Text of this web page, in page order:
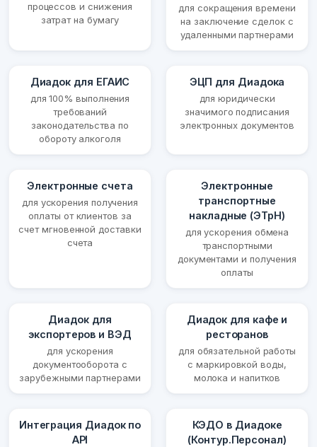
процессов и снижения
затрат на бумагу
для сокращения времени
на заключение сделок с
удаленными партнерами
Диадок для ЕГАИС
для 100% выполнения
требований
законодательства по
обороту алкоголя
ЭЦП для Диадока
для юридически
значимого подписания
электронных документов
Электронные счета
для ускорения получения
оплаты от клиентов за
счет мгновенной доставки
счета
Электронные
транспортные
накладные (ЭТрН)
для ускорения обмена
транспортными
документами и получения
оплаты
Диадок для
экспортеров и ВЭД
для ускорения
документооборота с
зарубежными партнерами
Диадок для кафе и
ресторанов
для обязательной работы
с маркировкой воды,
молока и напитков
Интеграция Диадок по
API
КЭДО в Диадоке
(Контур.Персонал)